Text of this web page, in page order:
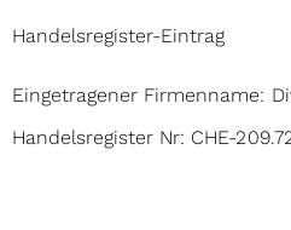
Handelsregister-Eintrag
Eingetragener Firmenname:
Handelsregister Nr: CHE-